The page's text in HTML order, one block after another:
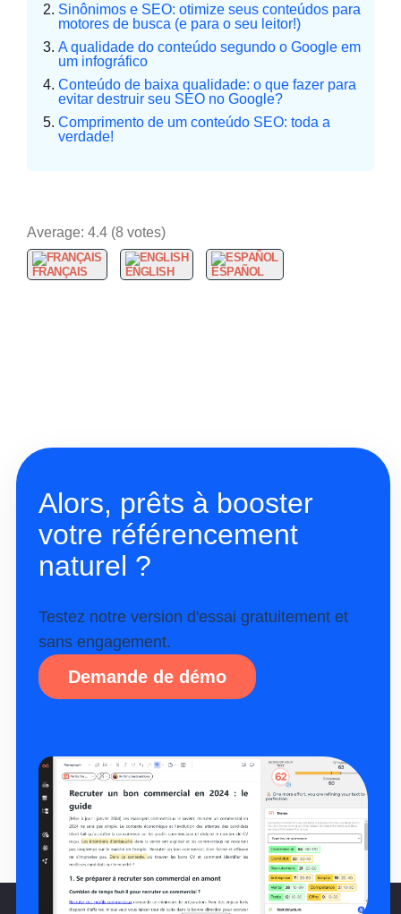
Sinônimos e SEO: otimize seus conteúdos para
motores de busca (e para o seu leitor!)
A qualidade do conteúdo segundo o Google em
um infográfico
Conteúdo de baixa qualidade: o que fazer para
evitar destruir seu SEO no Google?
Comprimento de um conteúdo SEO: toda a
verdade!
Average: 4.4 (8 votes)
FRANÇAIS ENGLISH ESPAÑOL
Alors, prêts à booster
votre référencement
naturel ?
Testez notre version d'essai gratuitement et
sans engagement.
Demande de démo